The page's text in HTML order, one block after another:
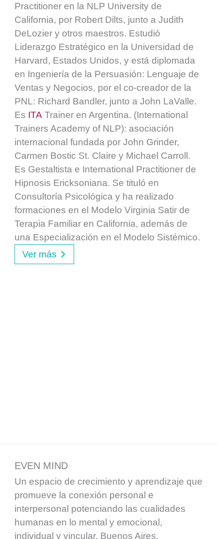
Practitioner en la NLP University de
California, por Robert Dilts, junto a Judith
DeLozier y otros maestros. Estudió
Liderazgo Estratégico en la Universidad de
Harvard, Estados Unidos, y está diplomada
en Ingeniería de la Persuasión: Lenguaje de
Ventas y Negocios, por el co-creador de la
PNL: Richard Bandler, junto a John LaValle.
Es ITA Trainer en Argentina. (International
Trainers Academy of NLP): asociación
internacional fundada por John Grinder,
Carmen Bostic St. Claire y Michael Carroll.
Es Gestaltista e International Practitioner de
Hipnosis Ericksoniana. Se tituló en
Consultoría Psicológica y ha realizado
formaciones en el Modelo Virginia Satir de
Terapia Familiar en California, además de
una Especialización en el Modelo Sistémico.
Ver más
EVEN MIND
Un espacio de crecimiento y aprendizaje que
promueve la conexión personal e
interpersonal potenciando las cualidades
humanas en lo mental y emocional,
individual y vincular. Buenos Aires,